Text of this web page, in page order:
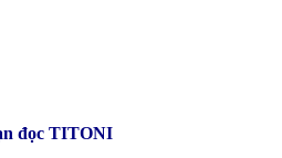
đọc TITONI